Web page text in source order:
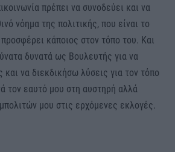
πρέπει να συνοδεύει και να
νόημα της πολιτικής, που είναι το
κάποιος στον τόπο του. Και
δυνατά ως Βουλευτής για να
να διεκδικήσω λύσεις για τον τόπο
τον εαυτό μου στη αυστηρή αλλά
μου στις ερχόμενες εκλογές.